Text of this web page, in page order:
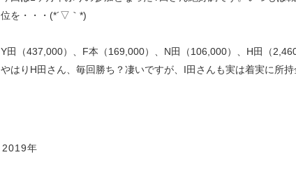
位を・・・(*´▽｀*)
Y田（437,000）、F本（169,000）、N田（106,000）、H田（
やはりH田さん、毎回勝ち？凄いですが、I田さんも実は着実に所
2019年